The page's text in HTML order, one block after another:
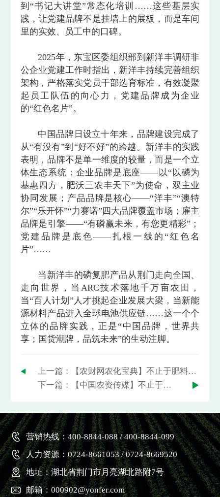
到“书记大讲堂”常态化培训……这些基层实
践，让党建品牌不是挂墙上的展板，而是车间
里的实效、员工中的口碑。
2025年，东宝区委组织部到新洋丰调研非
公企业党建工作时指出，新洋丰持续完善组织
架构，严格落实党员干部选育标准，有效凝聚
起员工队伍的向心力，党建品牌成为企业
的“红色名片”。
中国品牌日设立十年来，品牌建设完成了
从“有没有”到“好不好”的跨越。新洋丰的实践
表明，品牌不是单一维度的较量，而是一个立
体生态系统：企业品牌是底座——以“以磷为
基惠四方，肥沃三农丰天下”为使命，双主业
协同发展；产品品牌是核心——“洋丰”“澳特
尔”“乐开怀”“力赛诺”四大品牌覆盖市场；雇主
品牌是引擎——“有磷赢未来，有您更精彩”；
党建品牌是底色——扎根一线的“红色名
片”……
当新洋丰的磷复肥产品从荆门走向全国、
走向世界，当ARC技术落地千万亩农田，
当“百人计划”人才挑起企业发展大梁，当新能
源材料产品进入全球电池供应链……这一个个
立体的品牌实践，正是“中国品牌，世界共
享；国货潮牌，品筑未来”的生动注脚。
上一篇：【农财网农化宝典】不止于肥料：新洋丰品牌生态体系中的协同进化论
下一篇：【中国农资传媒】不止于肥料：新洋丰品牌生态体系中的协同进化论
营销热线：400-8844-088 / 400-8844-099
人力资源：0724-8661053 / 0724-8669520
地址：湖北省荆门市月亮湖北路附7号
邮箱：000902@yonfer.com